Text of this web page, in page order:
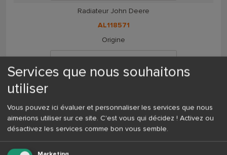
Radiateur John Deere
AL118571
Origine
Origine
Ajouter à votre devis
Services que nous souhaitons
utiliser
Vous pouvez ici évaluer et personnaliser les services que nous
aimerions utiliser sur ce site. C'est vous qui décidez ! Activez ou
désactivez les services comme bon vous semble.